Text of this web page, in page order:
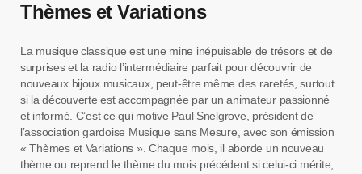
Thèmes et Variations
La musique classique est une mine inépuisable de trésors et de
surprises et la radio l’intermédiaire parfait pour découvrir de
nouveaux bijoux musicaux, peut-être même des raretés, surtout
si la découverte est accompagnée par un animateur passionné
et informé. C’est ce qui motive Paul Snelgrove, président de
l’association gardoise Musique sans Mesure, avec son émission
« Thèmes et Variations ». Chaque mois, il aborde un nouveau
thème ou reprend le thème du mois précédent si celui-ci mérite,